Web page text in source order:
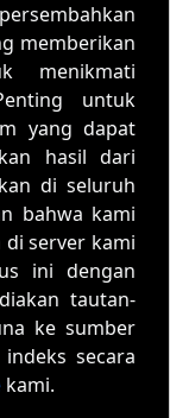
memberikan
menikmati
untuk
yang dapat
hasil dari
di seluruh
bahwa kami
server kami
ini dengan
tautan-
ke sumber
secara
kami.